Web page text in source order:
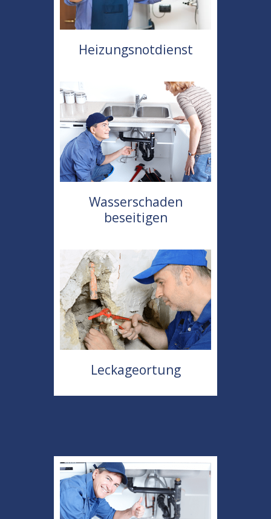
Heizungsnotdienst
Wasserschaden
beseitigen
Leckageortung